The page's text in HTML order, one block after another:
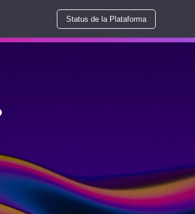
Status de la Plataforma